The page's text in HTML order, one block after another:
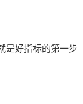
是好指标的第一步